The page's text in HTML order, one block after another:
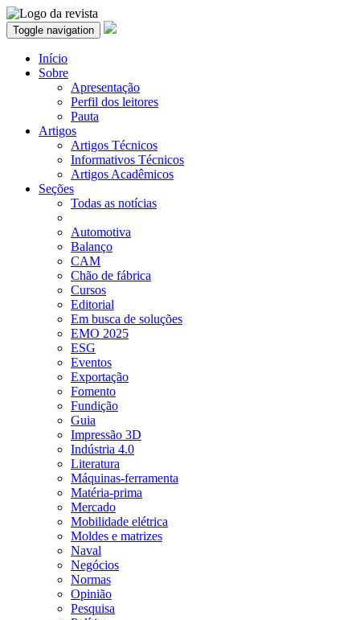
Toggle navigation
Início
Sobre
Apresentação
Perfil dos leitores
Pauta
Artigos
Artigos Técnicos
Informativos Técnicos
Artigos Acadêmicos
Seções
Todas as notícias
Automotiva
Balanço
CAM
Chão de fábrica
Cursos
Editorial
Em busca de soluções
EMO 2025
ESG
Eventos
Exportação
Fomento
Fundição
Guia
Impressão 3D
Indústria 4.0
Literatura
Máquinas-ferramenta
Matéria-prima
Mercado
Mobilidade elétrica
Moldes e matrizes
Naval
Negócios
Normas
Opinião
Pesquisa